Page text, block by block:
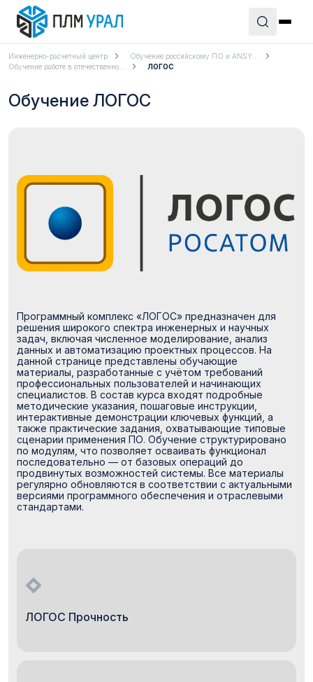
Инженерно-расчетный центр
Обучение российскому ПО и ANSY...
Обучение работе в отечественно...
ЛОГОС
Обучение ЛОГОС
Программный комплекс «ЛОГОС» предназначен для
решения широкого спектра инженерных и научных
задач, включая численное моделирование, анализ
данных и автоматизацию проектных процессов. На
данной странице представлены обучающие
материалы, разработанные с учётом требований
профессиональных пользователей и начинающих
специалистов. В состав курса входят подробные
методические указания, пошаговые инструкции,
интерактивные демонстрации ключевых функций, а
также практические задания, охватывающие типовые
сценарии применения ПО. Обучение структурировано
по модулям, что позволяет осваивать функционал
последовательно — от базовых операций до
продвинутых возможностей системы. Все материалы
регулярно обновляются в соответствии с актуальными
версиями программного обеспечения и отраслевыми
стандартами.
ЛОГОС Прочность